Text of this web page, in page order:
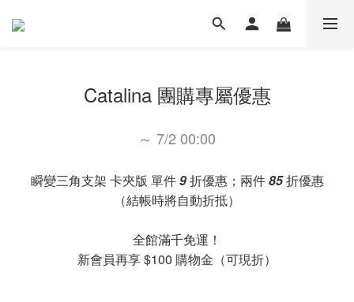
Catalina 團購專屬優惠
～ 7/2 00:00
瞬變三角支架 卡夾版 單件9折優惠；兩件85折優惠
（結帳時將自動折抵）
全館滿千免運！
新會員再享 $100 購物金（可現折）